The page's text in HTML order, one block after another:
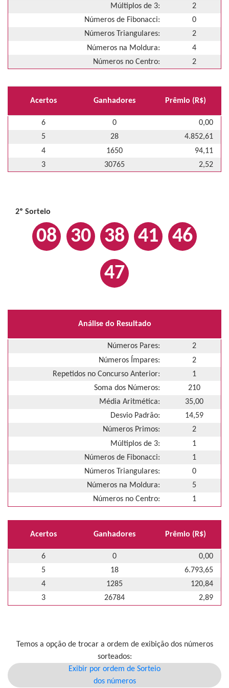
Múltiplos de 3:
2
Números de Fibonacci:
0
Números Triangulares:
2
Números na Moldura:
4
Números no Centro:
2
Acertos Ganhadores Prêmio (R$)
6 0
0,00
5
28
4.852,61
4
1650
94,11
3
30765 2,52
2º Sorteio
08 30 38 41
46
47
Análise do Resultado
Números Pares:
2
Números Ímpares:
2
Repetidos no Concurso Anterior:
1
Soma dos Números:
210
Média Aritmética:
35,00
Desvio Padrão:
14,59
Números Primos:
2
Múltiplos de 3:
1
Números de Fibonacci:
1
Números Triangulares:
0
Números na Moldura:
5
Números no Centro:
1
Acertos Ganhadores Prêmio (R$)
6 0
0,00
5
18
6.793,65
4
1285
120,84
3
26784 2,89
Temos a opção de trocar a ordem de exibição dos números
sorteados:
Exibir por ordem de Sorteio
dos números